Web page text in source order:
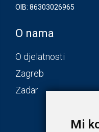
Mi
OIB: 86303026965
O nama
O djelatnosti
Zagreb
Zadar